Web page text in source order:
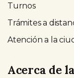
Turnos
Trámites a
Atención a la
Acerca de